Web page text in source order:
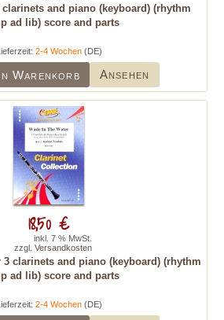
and piano (keyboard) (rhythm
ad lib) score and parts
2-4 Wochen(DE)
Warenkorb Ansehen
3 clarinets and piano (keyboard) (rhythm
ad lib) score and parts
2-4 Wochen(DE)
18,50 €
inkl. 7 % MwSt.
zzgl. Versandkosten